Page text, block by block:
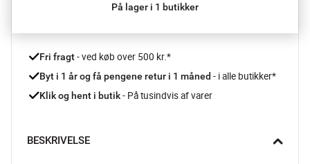
På lager i 1 butikker
Fri fragt - ved køb over 500 kr.*
Byt i 1 år og få pengene retur i 1 måned - i alle butikker*
Klik og hent i butik - På tusindvis af varer
BESKRIVELSE